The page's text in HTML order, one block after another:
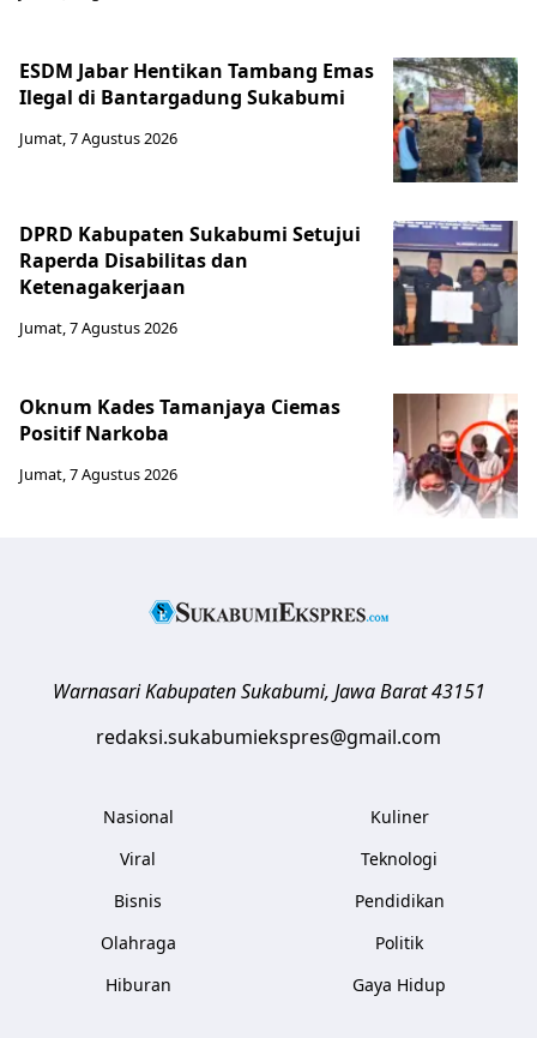
ESDM Jabar Hentikan Tambang Emas
Ilegal di Bantargadung Sukabumi
Jumat, 7 Agustus 2026
DPRD Kabupaten Sukabumi Setujui
Raperda Disabilitas dan
Ketenagakerjaan
Jumat, 7 Agustus 2026
Oknum Kades Tamanjaya Ciemas
Positif Narkoba
Jumat, 7 Agustus 2026
Warnasari Kabupaten Sukabumi, Jawa Barat 43151
redaksi.sukabumiekspres@gmail.com
Nasional
Viral
Bisnis
Olahraga
Hiburan
Kuliner
Teknologi
Pendidikan
Politik
Gaya Hidup